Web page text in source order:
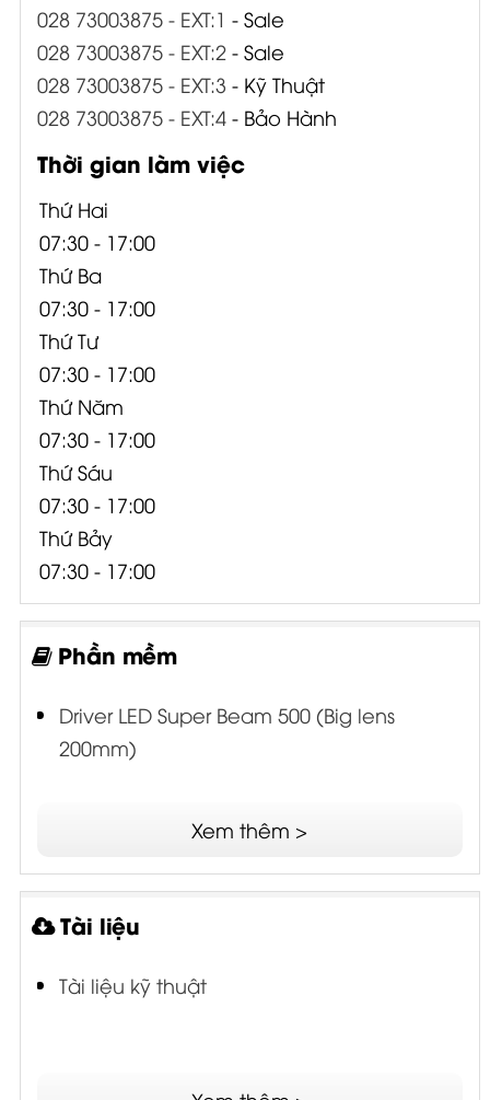
028 73003875 - EXT:1 - Sale
028 73003875 - EXT:2- Sale
028 73003875 - EXT:3 - Kỹ Thuật
028 73003875 - EXT:4- Bảo Hành
Thời gian làm việc
Thứ Hai
07:30 - 17:00
Thứ Ba
07:30 - 17:00
Thứ Tư
07:30 - 17:00
Thứ Năm
07:30 - 17:00
Thứ Sáu
07:30 - 17:00
Thứ Bảy
07:30 - 17:00
Phần mềm
Driver LED Super Beam 500 (Big lens
200mm)
Xem thêm >
Tài liệu
Tài liệu kỹ thuật